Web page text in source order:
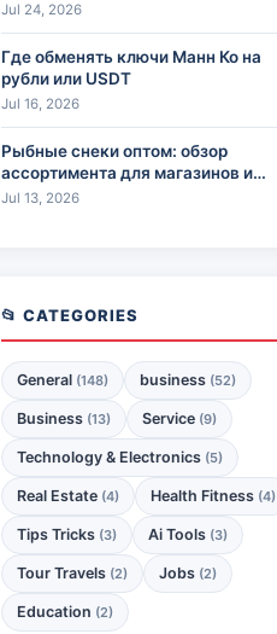
Jul 24, 2026
Где обменять ключи Манн Ко на
рубли или USDT
Jul 16, 2026
Рыбные снеки оптом: обзор
ассортимента для магазинов и
HoReCa
Jul 13, 2026
📂 CATEGORIES
General (148) business (52)
Business (13) Service (9)
Technology & Electronics (5)
Real Estate (4) Health Fitness (4)
Tips Tricks (3) Ai Tools (3)
Tour Travels (2) Jobs (2)
Education (2)